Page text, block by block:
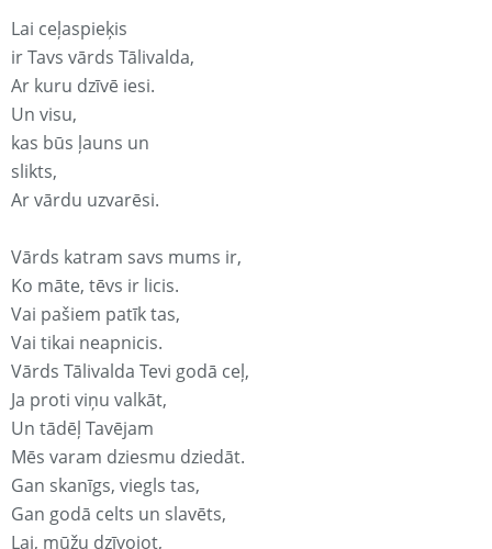
Lai ceļaspieķis
ir Tavs vārds Tālivalda,
Ar kuru dzīvē iesi.
Un visu,
kas būs ļauns un
slikts,
Ar vārdu uzvarēsi.
Vārds katram savs mums ir,
Ko māte, tēvs ir licis.
Vai pašiem patīk tas,
Vai tikai neapnicis.
Vārds Tālivalda Tevi godā ceļ,
Ja proti viņu valkāt,
Un tādēļ Tavējam
Mēs varam dziesmu dziedāt.
Gan skanīgs, viegls tas,
Gan godā celts un slavēts,
Lai, mūžu dzīvojot,